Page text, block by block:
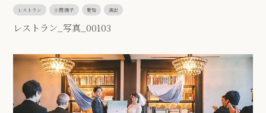
レストラン 小関 陽子 愛知 演出
レストラン_写真_00103